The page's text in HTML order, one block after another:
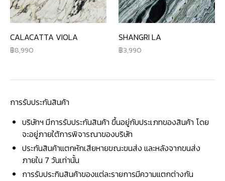
CALACATTA VIOLA
8,990
SHANGRI LA
3,990
การรับประกันสินค้า
บริษัทฯ มีการรับประกันสินค้า ขึ้นอยู่กับประเภทของสินค้า โดย
จะอยู่ภายใต้การพิจารณาของบริษัท
ประกันสินค้าแตกหักเสียหายขณะขนส่ง และหลังจากขนส่ง
ภายใน 7 วันเท่านั้น
การรับประกินสินค้าของแต่ละรายการมีความแตกต่างกัน